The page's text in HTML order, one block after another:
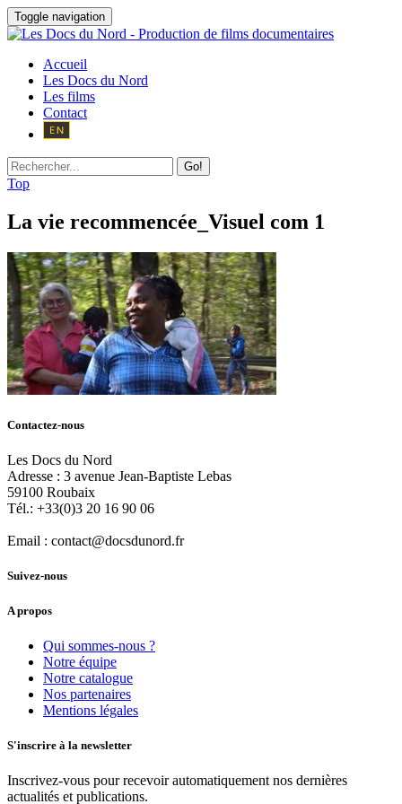
Toggle navigation
Accueil
Les Docs du Nord
Les films
Contact
Go!
Top
La vie recommencée_Visuel com 1
Contactez-nous
Les Docs du Nord
Adresse : 3 avenue Jean-Baptiste Lebas
59100 Roubaix
Tél.: +33(0)3 20 16 90 06
Email : contact@docsdunord.fr
Suivez-nous
A propos
Qui sommes-nous ?
Notre équipe
Notre catalogue
Nos partenaires
Mentions légales
S'inscrire à la newsletter
Inscrivez-vous pour recevoir automatiquement nos dernières
actualités et publications.